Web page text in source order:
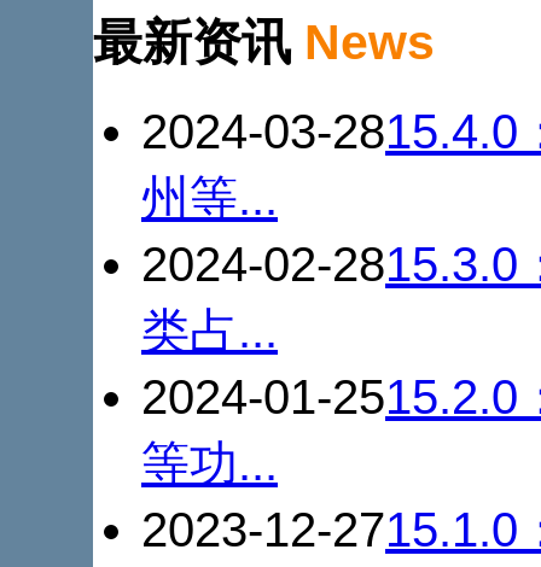
最新资讯 News
2024-03-28
州等...
2024-02-28
类占...
2024-01-25
等功...
2023-12-27